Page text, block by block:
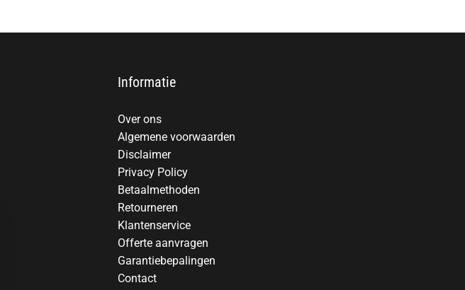
Informatie
Over ons
Algemene voorwaarden
Disclaimer
Privacy Policy
Betaalmethoden
Retourneren
Klantenservice
Offerte aanvragen
Garantiebepalingen
Contact